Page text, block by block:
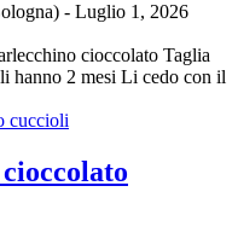
- Luglio 1, 2026
cioccolato Taglia
hanno 2 mesi Li cedo con il